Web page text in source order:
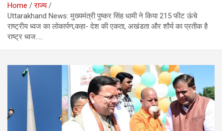
Home
राज्य
Uttarakhand News: मुख्यमंत्री पुष्कर सिंह धामी ने किया 215 फीट ऊंचे
राष्ट्रीय ध्वज का लोकार्पण,कहा- देश की एकता, अखंडता और शौर्य का प्रतीक है
राष्ट्र ध्वज…..